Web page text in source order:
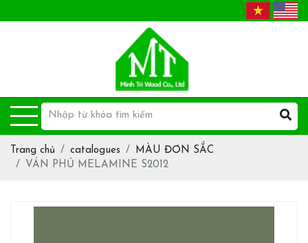
Trang chủ catalogues
MÀU ĐƠN SẮC
VÁN PHỦ MELAMINE S2012